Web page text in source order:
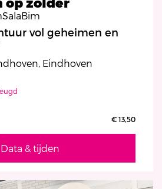
vol geheimen en
Eindhoven
€ 13,50
Data & tijden